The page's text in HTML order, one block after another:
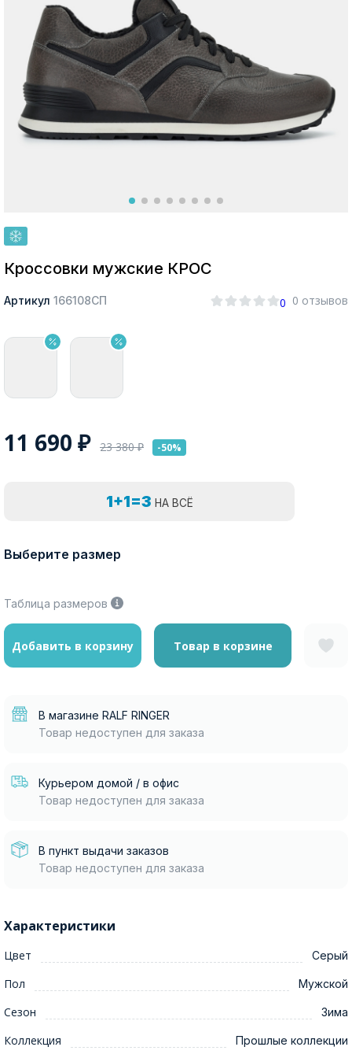
Москва
Да, все верно Изменить город
Покупателям
Кроссовки мужские КРОС
Артикул 166108СП 0 0 отзывов
11 690 ₽ 23 380₽ -50%
1+1=3 НА ВСЁ
Выберите размер
Таблица размеров
Добавить в корзину Товар в корзине
В магазине RALF RINGER
Товар недоступен для заказа
Курьером домой / в офис
Товар недоступен для заказа
В пункт выдачи заказов
Товар недоступен для заказа
Характеристики
Цвет Серый
Пол Мужской
Сезон Зима
Коллекция Прошлые коллекции